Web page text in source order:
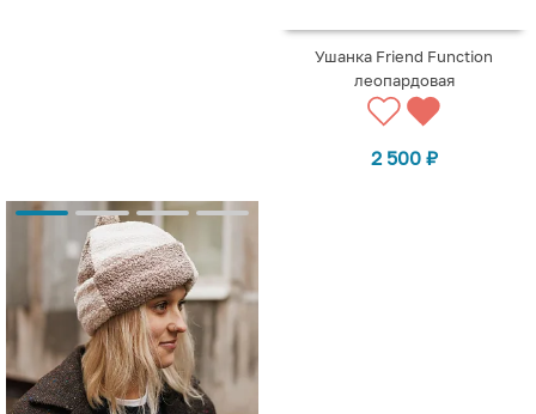
Ушанка Friend Function
леопардовая
2 500 ₽